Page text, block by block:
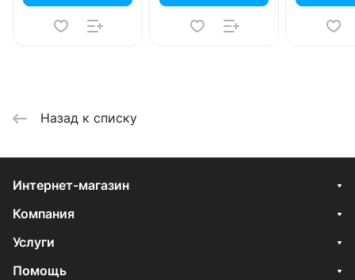
Назад к списку
Интернет-магазин
Компания
Услуги
Помощь